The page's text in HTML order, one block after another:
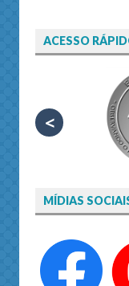
ACESSO
<
MÍDIAS